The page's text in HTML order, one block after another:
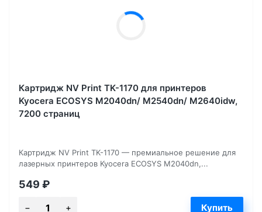
Картридж NV Print TK-1170 для принтеров
Kyocera ECOSYS M2040dn/ M2540dn/ M2640idw,
7200 страниц
Картридж NV Print TK-1170 — премиальное решение для
лазерных принтеров Kyocera ECOSYS M2040dn,...
549 ₽